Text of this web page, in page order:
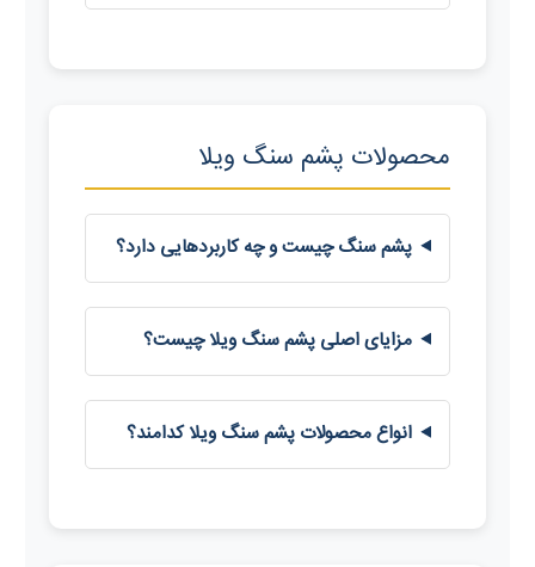
محصولات پشم سنگ ویلا
پشم سنگ چیست و چه کاربردهایی دارد؟
مزایای اصلی پشم سنگ ویلا چیست؟
انواع محصولات پشم سنگ ویلا کدامند؟